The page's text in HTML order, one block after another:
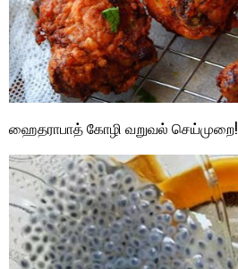
ஹைதராபாத் கோழி வறுவல் செய்முறை!